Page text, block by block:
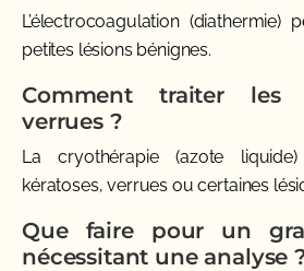
L’électrocoagulation (diathermie)
petites lésions bénignes.
Comment traiter les
verrues ?
La cryothérapie (azote
kératoses, verrues ou certaines
Que faire pour un
nécessitant une analyse